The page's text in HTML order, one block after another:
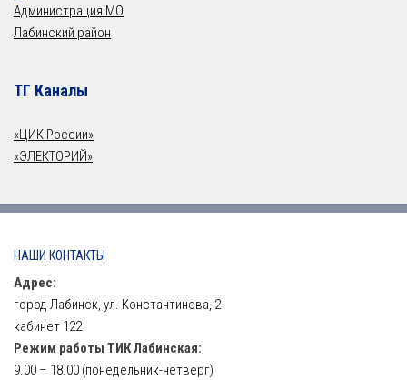
Администрация МО
Лабинский район
ТГ Каналы
«ЦИК России»
«ЭЛЕКТОРИЙ»
НАШИ КОНТАКТЫ
Адрес:
город Лабинск, ул. Константинова, 2
кабинет 122
Режим работы ТИК Лабинская:
9.00 – 18.00 (понедельник-четверг)